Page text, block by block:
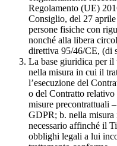
Regolamento (UE)
Consiglio, del 27
persone fisiche con
nonché alla libera
direttiva 95/46/CE, (di
La base giuridica per il
nella misura in cui il
l’esecuzione del
o del Contratto
misure precontrattuali
GDPR; b. nella misura
necessario affinché il
obblighi legali a lui